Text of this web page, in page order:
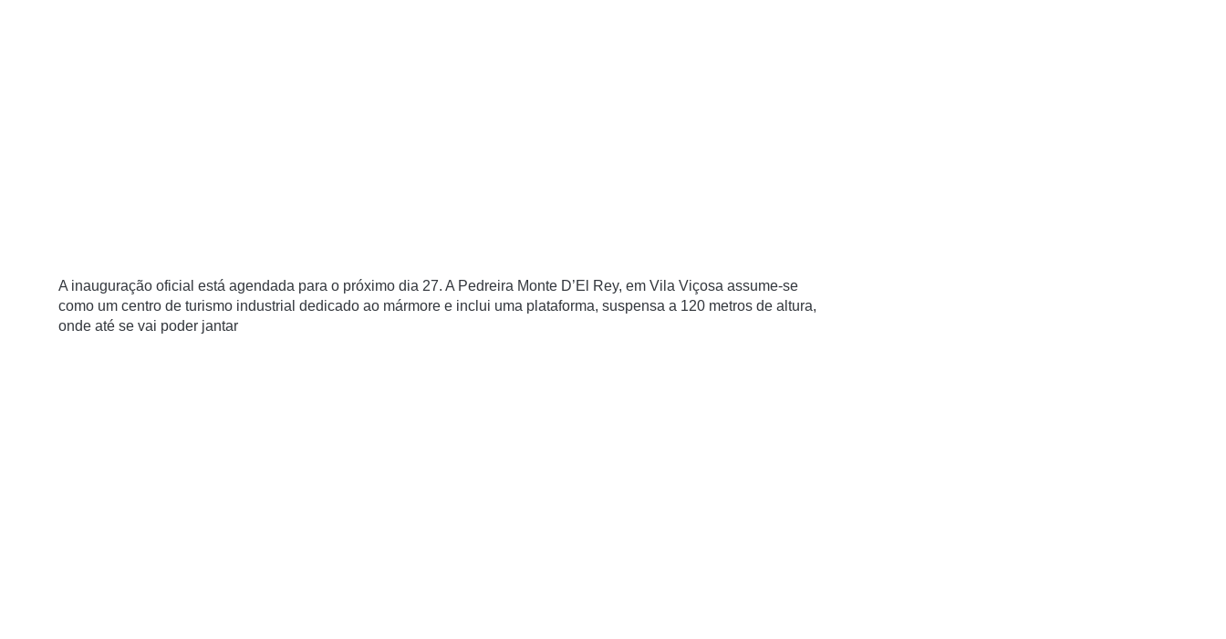
A inauguração oficial está agendada para o próximo dia 27. A Pedreira Monte D’El Rey, em Vila Viçosa assume-se
como um centro de turismo industrial dedicado ao mármore e inclui uma plataforma, suspensa a 120 metros de altura,
onde até se vai poder jantar